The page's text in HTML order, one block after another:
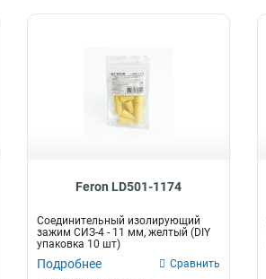
Feron LD501-1174
Соединительный изолирующий
зажим СИЗ-4 - 11 мм, желтый (DIY
упаковка 10 шт)
Подробнее Сравнить